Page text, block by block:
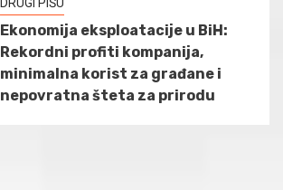
Ekonomija eksploatacije u BiH:
Rekordni profiti kompanija,
minimalna korist za građane i
nepovratna šteta za prirodu